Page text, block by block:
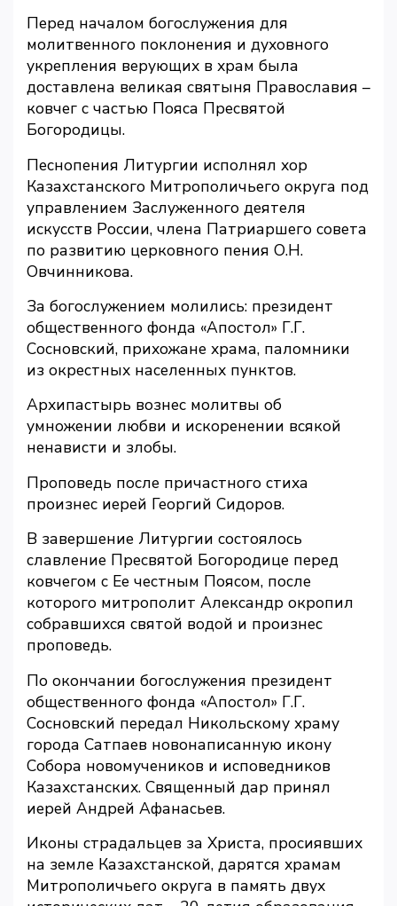
Перед началом богослужения для
молитвенного поклонения и духовного
укрепления верующих в храм была
доставлена великая святыня Православия –
ковчег с частью Пояса Пресвятой
Богородицы.
Песнопения Литургии исполнял хор
Казахстанского Митрополичьего округа под
управлением Заслуженного деятеля
искусств России, члена Патриаршего совета
по развитию церковного пения О.Н.
Овчинникова.
За богослужением молились: президент
общественного фонда «Апостол» Г.Г.
Сосновский, прихожане храма, паломники
из окрестных населенных пунктов.
Архипастырь вознес молитвы об
умножении любви и искоренении всякой
ненависти и злобы.
Проповедь после причастного стиха
произнес иерей Георгий Сидоров.
В завершение Литургии состоялось
славление Пресвятой Богородице перед
ковчегом с Ее честным Поясом, после
которого митрополит Александр окропил
собравшихся святой водой и произнес
проповедь.
По окончании богослужения президент
общественного фонда «Апостол» Г.Г.
Сосновский передал Никольскому храму
города Сатпаев новонаписанную икону
Собора новомучеников и исповедников
Казахстанских. Священный дар принял
иерей Андрей Афанасьев.
Иконы страдальцев за Христа, просиявших
на земле Казахстанской, дарятся храмам
Митрополичьего округа в память двух